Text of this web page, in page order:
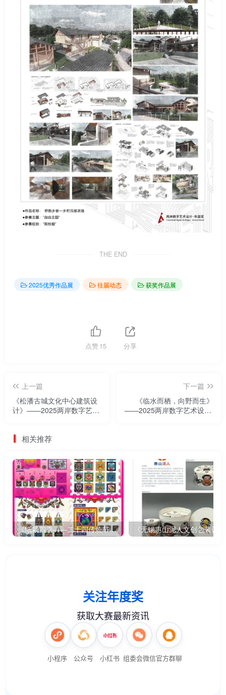
THE END
2025优秀作品展 往届动态 获奖作品展
点赞15 分享
上一篇
《松潘古城文化中心建筑设
计》——2025两岸数字艺术
下一篇
《临水而栖，向野而生》
——2025两岸数字艺术设计·
相关推荐
《纸裁四季——二十四传统节气文创设计》 《无锡惠山泥人文创包装设